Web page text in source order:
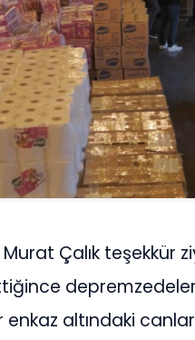
Çalık teşekkür
altındaki